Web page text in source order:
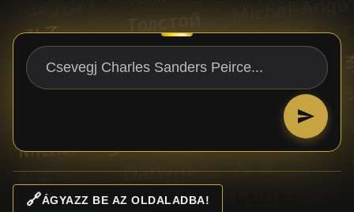
🔗ÁGYAZZ BE AZ OLDALADBA!